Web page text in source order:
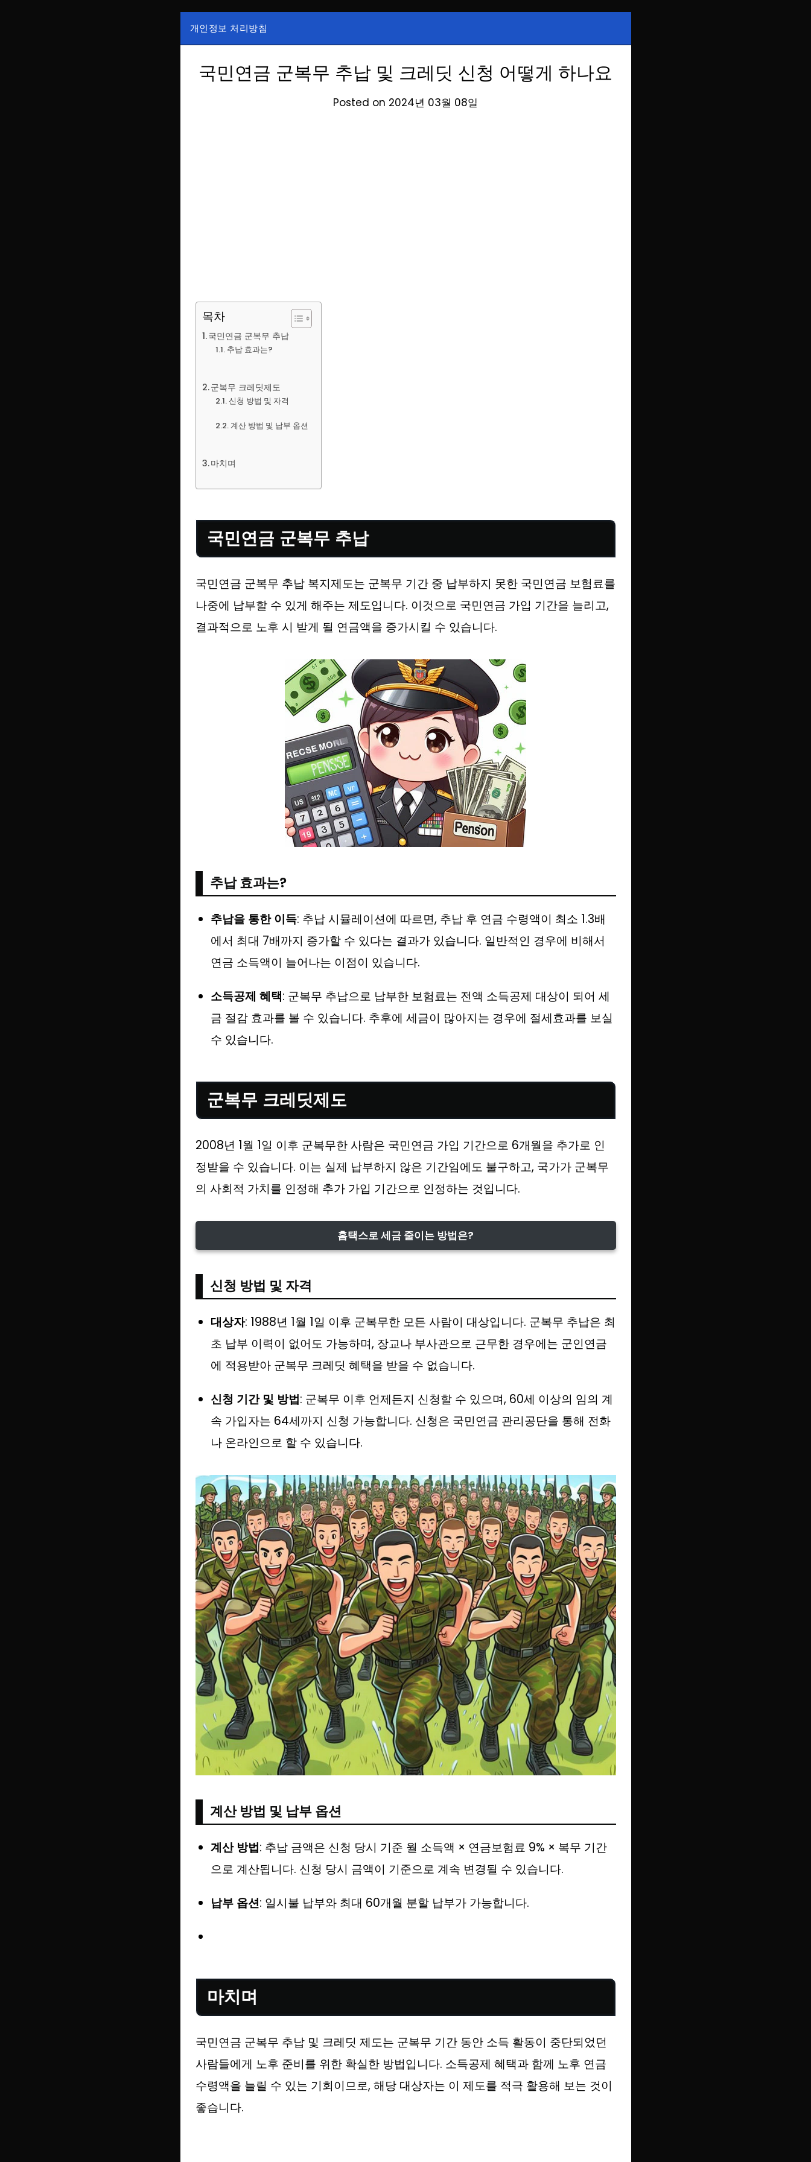
ZAN 주식정보
국내증시, 해외증시, 급등주, 낙폭과대, 골든크로스, 상
개인정보 처리방침
국민연금 군복무 추납 및 크레딧 신청 어떻게 하나요
Posted on 2024년 03월 08일
목차
국민연금 군복무 추납
추납 효과는?
군복무 크레딧제도
신청 방법 및 자격
계산 방법 및 납부 옵션
마치며
국민연금 군복무 추납
국민연금 군복무 추납 복지제도는 군복무 기간 중 납부하지 못한 국민연금 보험료를
나중에 납부할 수 있게 해주는 제도입니다. 이것으로 국민연금 가입 기간을 늘리고,
결과적으로 노후 시 받게 될 연금액을 증가시킬 수 있습니다.
추납 효과는?
추납을 통한 이득: 추납 시뮬레이션에 따르면, 추납 후 연금 수령액이 최소 1.3배
에서 최대 7배까지 증가할 수 있다는 결과가 있습니다. 일반적인 경우에 비해서
연금 소득액이 늘어나는 이점이 있습니다.
소득공제 혜택: 군복무 추납으로 납부한 보험료는 전액 소득공제 대상이 되어 세
금 절감 효과를 볼 수 있습니다. 추후에 세금이 많아지는 경우에 절세효과를 보실
수 있습니다.
군복무 크레딧제도
2008년 1월 1일 이후 군복무한 사람은 국민연금 가입 기간으로 6개월을 추가로 인
정받을 수 있습니다. 이는 실제 납부하지 않은 기간임에도 불구하고, 국가가 군복무
의 사회적 가치를 인정해 추가 가입 기간으로 인정하는 것입니다.
홈택스로 세금 줄이는 방법은?
신청 방법 및 자격
대상자: 1988년 1월 1일 이후 군복무한 모든 사람이 대상입니다. 군복무 추납은 최
초 납부 이력이 없어도 가능하며, 장교나 부사관으로 근무한 경우에는 군인연금
에 적용받아 군복무 크레딧 혜택을 받을 수 없습니다.
신청 기간 및 방법: 군복무 이후 언제든지 신청할 수 있으며, 60세 이상의 임의 계
속 가입자는 64세까지 신청 가능합니다. 신청은 국민연금 관리공단을 통해 전화
나 온라인으로 할 수 있습니다.
계산 방법 및 납부 옵션
계산 방법: 추납 금액은 신청 당시 기준 월 소득액 × 연금보험료 9% × 복무 기간
으로 계산됩니다. 신청 당시 금액이 기준으로 계속 변경될 수 있습니다.
납부 옵션: 일시불 납부와 최대 60개월 분할 납부가 가능합니다.
마치며
국민연금 군복무 추납 및 크레딧 제도는 군복무 기간 동안 소득 활동이 중단되었던
사람들에게 노후 준비를 위한 확실한 방법입니다. 소득공제 혜택과 함께 노후 연금
수령액을 늘릴 수 있는 기회이므로, 해당 대상자는 이 제도를 적극 활용해 보는 것이
좋습니다.